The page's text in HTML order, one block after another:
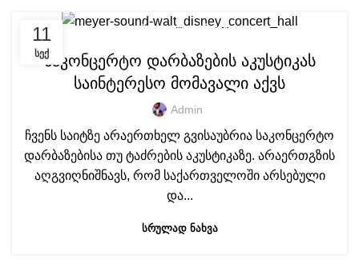
11
ᲡᲔᲥ
ᲡᲐᲣᲑᲠᲔᲑᲘ ᲮᲔᲚᲝᲕᲜᲔᲑᲐᲖᲔ
საკონცერტო დარბაზების აკუსტიკას
საინტერესო მომავალი აქვს
Admin
ჩვენს საიტზე არაერთხელ გვისაუბრია საკონცერტო
დარბაზებისა თუ ტაძრების აკუსტიკაზე. არაერთგზის
აღგვიღნიშნავს, რომ საქართველოში არსებული
და...
ᲡᲠᲣᲚᲐᲓ ᲜᲐᲮᲕᲐ